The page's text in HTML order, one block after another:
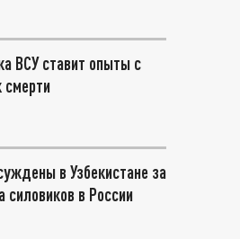
ВСУ ставит опыты с
в Узбекистане за
силовиков в России